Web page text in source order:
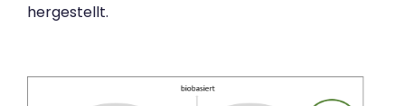
hergestellt.